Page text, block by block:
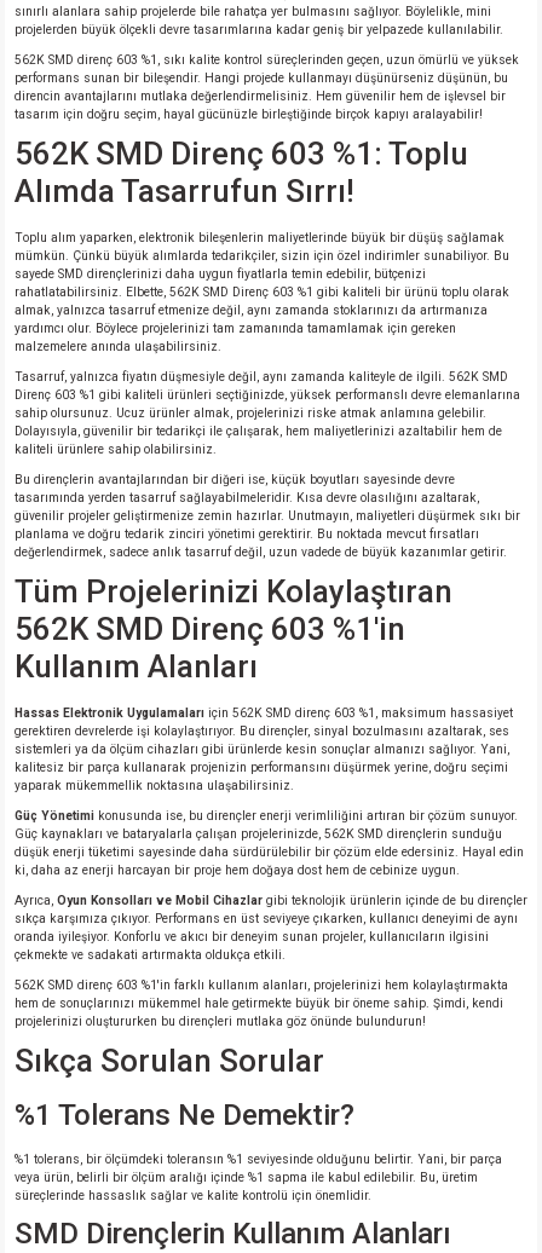
sınırlı alanlara sahip projelerde bile rahatça yer bulmasını sağlıyor. Böylelikle, mini
projelerden büyük ölçekli devre tasarımlarına kadar geniş bir yelpazede kullanılabilir.
562K SMD direnç 603 %1, sıkı kalite kontrol süreçlerinden geçen, uzun ömürlü ve yüksek
performans sunan bir bileşendir. Hangi projede kullanmayı düşünürseniz düşünün, bu
direncin avantajlarını mutlaka değerlendirmelisiniz. Hem güvenilir hem de işlevsel bir
tasarım için doğru seçim, hayal gücünüzle birleştiğinde birçok kapıyı aralayabilir!
562K SMD Direnç 603 %1: Toplu
Alımda Tasarrufun Sırrı!
Toplu alım yaparken, elektronik bileşenlerin maliyetlerinde büyük bir düşüş sağlamak
mümkün. Çünkü büyük alımlarda tedarikçiler, sizin için özel indirimler sunabiliyor. Bu
sayede SMD dirençlerinizi daha uygun fiyatlarla temin edebilir, bütçenizi
rahatlatabilirsiniz. Elbette, 562K SMD Direnç 603 %1 gibi kaliteli bir ürünü toplu olarak
almak, yalnızca tasarruf etmenize değil, aynı zamanda stoklarınızı da artırmanıza
yardımcı olur. Böylece projelerinizi tam zamanında tamamlamak için gereken
malzemelere anında ulaşabilirsiniz.
Tasarruf, yalnızca fiyatın düşmesiyle değil, aynı zamanda kaliteyle de ilgili. 562K SMD
Direnç 603 %1 gibi kaliteli ürünleri seçtiğinizde, yüksek performanslı devre elemanlarına
sahip olursunuz. Ucuz ürünler almak, projelerinizi riske atmak anlamına gelebilir.
Dolayısıyla, güvenilir bir tedarikçi ile çalışarak, hem maliyetlerinizi azaltabilir hem de
kaliteli ürünlere sahip olabilirsiniz.
Bu dirençlerin avantajlarından bir diğeri ise, küçük boyutları sayesinde devre
tasarımında yerden tasarruf sağlayabilmeleridir. Kısa devre olasılığını azaltarak,
güvenilir projeler geliştirmenize zemin hazırlar. Unutmayın, maliyetleri düşürmek sıkı bir
planlama ve doğru tedarik zinciri yönetimi gerektirir. Bu noktada mevcut fırsatları
değerlendirmek, sadece anlık tasarruf değil, uzun vadede de büyük kazanımlar getirir.
Tüm Projelerinizi Kolaylaştıran
562K SMD Direnç 603 %1'in
Kullanım Alanları
Hassas Elektronik Uygulamaları için 562K SMD direnç 603 %1, maksimum hassasiyet
gerektiren devrelerde işi kolaylaştırıyor. Bu dirençler, sinyal bozulmasını azaltarak, ses
sistemleri ya da ölçüm cihazları gibi ürünlerde kesin sonuçlar almanızı sağlıyor. Yani,
kalitesiz bir parça kullanarak projenizin performansını düşürmek yerine, doğru seçimi
yaparak mükemmellik noktasına ulaşabilirsiniz.
Güç Yönetimi konusunda ise, bu dirençler enerji verimliliğini artıran bir çözüm sunuyor.
Güç kaynakları ve bataryalarla çalışan projelerinizde, 562K SMD dirençlerin sunduğu
düşük enerji tüketimi sayesinde daha sürdürülebilir bir çözüm elde edersiniz. Hayal edin
ki, daha az enerji harcayan bir proje hem doğaya dost hem de cebinize uygun.
Ayrıca, Oyun Konsolları ve Mobil Cihazlar gibi teknolojik ürünlerin içinde de bu dirençler
sıkça karşımıza çıkıyor. Performans en üst seviyeye çıkarken, kullanıcı deneyimi de aynı
oranda iyileşiyor. Konforlu ve akıcı bir deneyim sunan projeler, kullanıcıların ilgisini
çekmekte ve sadakati artırmakta oldukça etkili.
562K SMD direnç 603 %1'in farklı kullanım alanları, projelerinizi hem kolaylaştırmakta
hem de sonuçlarınızı mükemmel hale getirmekte büyük bir öneme sahip. Şimdi, kendi
projelerinizi oluştururken bu dirençleri mutlaka göz önünde bulundurun!
Sıkça Sorulan Sorular
%1 Tolerans Ne Demektir?
%1 tolerans, bir ölçümdeki toleransın %1 seviyesinde olduğunu belirtir. Yani, bir parça
veya ürün, belirli bir ölçüm aralığı içinde %1 sapma ile kabul edilebilir. Bu, üretim
süreçlerinde hassaslık sağlar ve kalite kontrolü için önemlidir.
SMD Dirençlerin Kullanım Alanları